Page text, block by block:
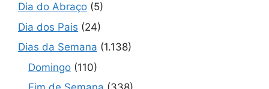
Dia do Abraço (5)
Dia dos Pais (24)
Dias da Semana (1.138)
Domingo (110)